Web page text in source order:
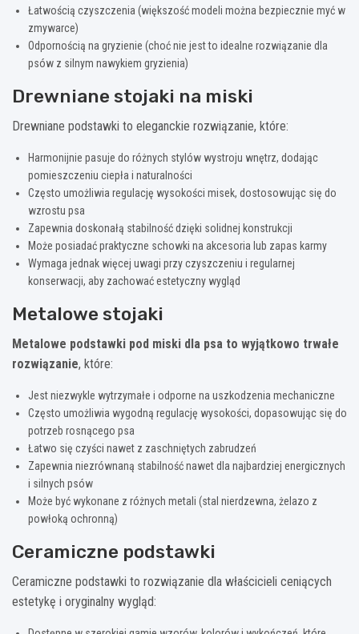
Łatwością czyszczenia (większość modeli można bezpiecznie myć w
zmywarce)
Odpornością na gryzienie (choć nie jest to idealne rozwiązanie dla
psów z silnym nawykiem gryzienia)
Drewniane stojaki na miski
Drewniane podstawki to eleganckie rozwiązanie, które:
Harmonijnie pasuje do różnych stylów wystroju wnętrz, dodając
pomieszczeniu ciepła i naturalności
Często umożliwia regulację wysokości misek, dostosowując się do
wzrostu psa
Zapewnia doskonałą stabilność dzięki solidnej konstrukcji
Może posiadać praktyczne schowki na akcesoria lub zapas karmy
Wymaga jednak więcej uwagi przy czyszczeniu i regularnej
konserwacji, aby zachować estetyczny wygląd
Metalowe stojaki
Metalowe podstawki pod miski dla psa to wyjątkowo trwałe
rozwiązanie, które:
Jest niezwykle wytrzymałe i odporne na uszkodzenia mechaniczne
Często umożliwia wygodną regulację wysokości, dopasowując się do
potrzeb rosnącego psa
Łatwo się czyści nawet z zaschniętych zabrudzeń
Zapewnia niezrównaną stabilność nawet dla najbardziej energicznych
i silnych psów
Może być wykonane z różnych metali (stal nierdzewna, żelazo z
powłoką ochronną)
Ceramiczne podstawki
Ceramiczne podstawki to rozwiązanie dla właścicieli ceniących
estetykę i oryginalny wygląd: